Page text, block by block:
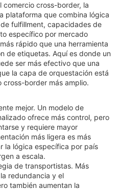
comercio cross-border, la
plataforma que combina lógica
fulfillment, capacidades de
específico por mercado
rápido que una herramienta
de etiquetas. Aquí es donde un
ser más efectivo que una
la capa de orquestación está
border más amplio.
mejor. Un modelo de
ofrece más control, pero
y requiere mayor
más ligera es más
la lógica específica por país
a escala.
de transportistas. Más
redundancia y el
también aumentan la